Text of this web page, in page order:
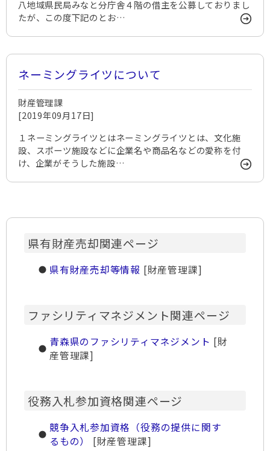
八地域県民局みなと分庁舎４階の借主を公募しておりまし
たが、この度下記のとお…
ネーミングライツについて
財産管理課
[2019年09月17日]
１ネーミングライツとはネーミングライツとは、文化施
設、スポーツ施設などに企業名や商品名などの愛称を付
け、企業がそうした施設…
県有財産売却関連ページ
県有財産売却等情報 [財産管理課]
ファシリティマネジメント関連ページ
青森県のファシリティマネジメント [財
産管理課]
役務入札参加資格関連ページ
競争入札参加資格（役務の提供に関す
るもの）
[財産管理課]